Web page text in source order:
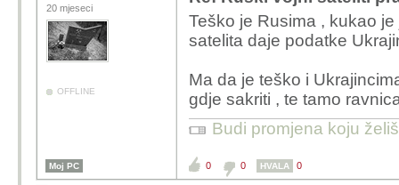
20 mjeseci
OFFLINE
Teško je Rusima , kukao
satelita daje podatke
Ma da je teško i
gdje sakriti , te tamo
Budi promjena koju
Moj PC 0 0 HVALA 0